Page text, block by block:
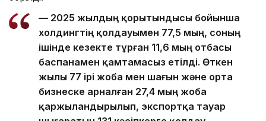
— 2025 жылдың қорытындысы бойынша
холдингтің қолдауымен 77,5 мың, соның
ішінде кезекте тұрған 11,6 мың отбасы
баспанамен қамтамасыз етілді. Өткен
жылы 77 ірі жоба мен шағын және орта
бизнеске арналған 27,4 мың жоба
қаржыландырылып, экспортқа тауар